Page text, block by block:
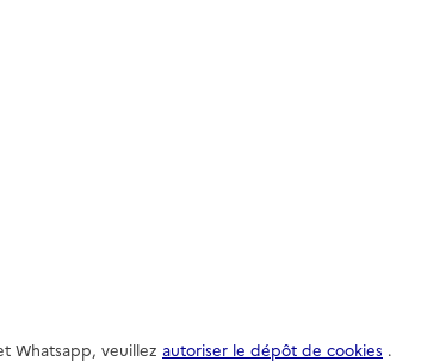
X
Whatsapp, veuillez autoriser le dépôt de cookies .